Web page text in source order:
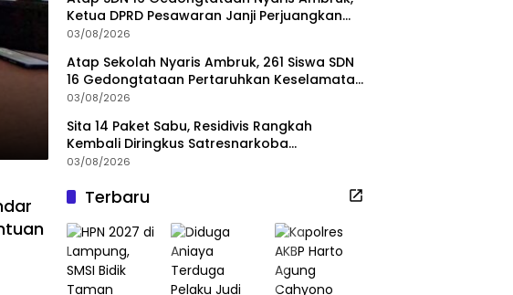
Ketua DPRD Pesawaran Janji Perjuangkan
Anggaran Perbaikan
03/08/2026
Atap Sekolah Nyaris Ambruk, 261 Siswa SDN
16 Gedongtataan Pertaruhkan Keselamatan
Demi Belajar
03/08/2026
Sita 14 Paket Sabu, Residivis Rangkah
Kembali Diringkus Satresnarkoba
Polrestabes Surabaya
03/08/2026
Terbaru